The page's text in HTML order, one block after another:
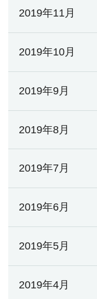
2019年11月
2019年10月
2019年9月
2019年8月
2019年7月
2019年6月
2019年5月
2019年4月